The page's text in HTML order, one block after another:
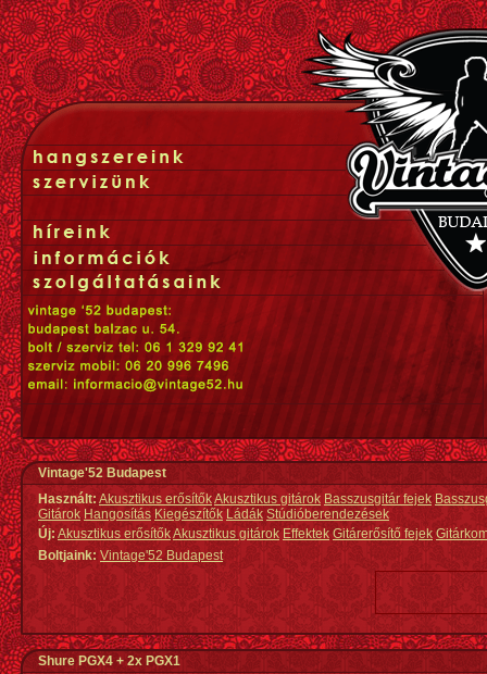
Vintage'52 Budapest
Használt: Akusztikus erősítőkAkusztikus gitárok Basszusgitár fejek
Gitárok Hangosítás Kiegészítők Ládák Stúdióberendezések
Új:Akusztikus erősítőkAkusztikus gitárok Effektek Gitárerősítő fejek
Boltjaink: Vintage'52 Budapest
Shure PGX4 + 2x PGX1